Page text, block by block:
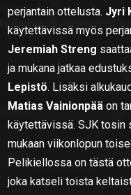
perjantain ottelusta. Jyri
käytettävissä myös
Jeremiah Streng
ja mukana jatkaa
Lepistö. Lisäksi
Matias Vainionpää on
käytettävissä. SJK tosin
mukaan viikonlopun
Pelikiellossa on tästä
joka katseli toista